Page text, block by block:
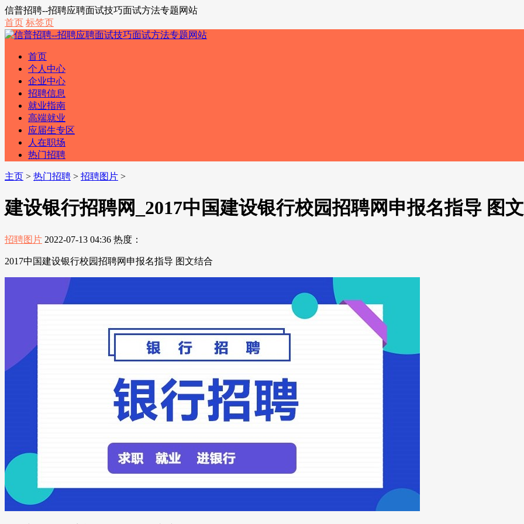
信普招聘--招聘应聘面试技巧面试方法专题网站
首页 标签页
首页
个人中心
企业中心
招聘信息
就业指南
高端就业
应届生专区
人在职场
热门招聘
主页 > 热门招聘 > 招聘图片 >
建设银行招聘网_2017中国建设银行校园招聘网申报名指导 图
招聘图片 2022-07-13 04:36 热度：
2017中国建设银行校园招聘网申报名指导 图文结合